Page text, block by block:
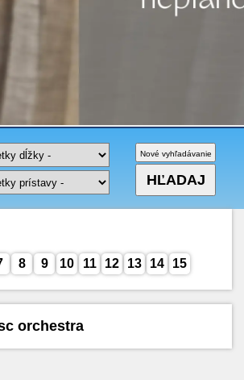
15
14
13
12
11
10
9
8
orchestra